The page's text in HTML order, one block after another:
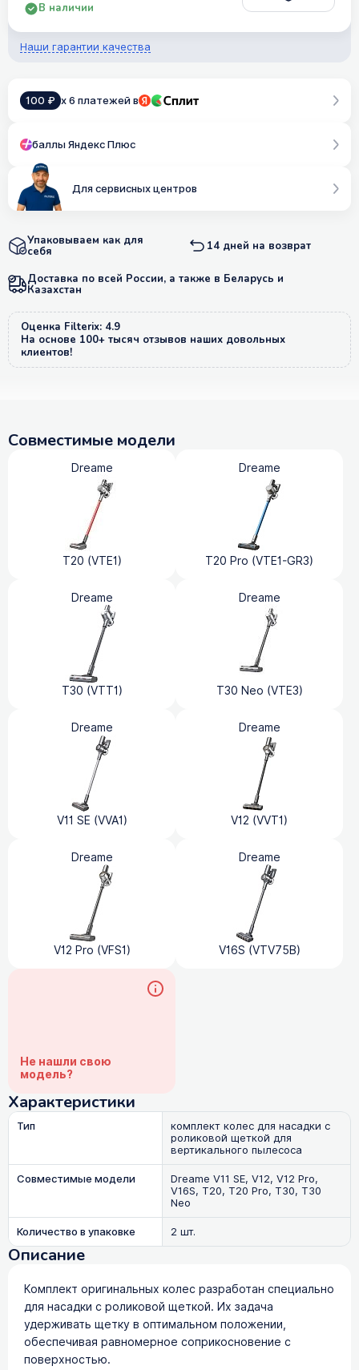
В наличии
Наши гарантии качества
100 ₽ x 6 платежей в
баллы Яндекс Плюс
Для сервисных центров
Упаковываем как для
себя 14 дней на возврат
Доставка по всей России, а также в Беларусь и
Казахстан
Оценка Filterix: 4.9
На основе 100+ тысяч отзывов наших довольных
клиентов!
Совместимые модели
Dreame
T20 (VTE1)
Dreame
T20 Pro (VTE1-GR3)
Dreame
T30 (VTT1)
Dreame
T30 Neo (VTE3)
Dreame
V11 SE (VVA1)
Dreame
V12 (VVT1)
Dreame
V12 Pro (VFS1)
Dreame
V16S (VTV75B)
Не нашли свою
модель?
Характеристики
Тип комплект колес для насадки с
роликовой щеткой для
вертикального пылесоса
Совместимые модели
Dreame V11 SE, V12, V12 Pro,
V16S, T20, T20 Pro, T30, T30
Neo
Количество в упаковке
2 шт.
Описание
Комплект оригинальных колес разработан специально
для насадки с роликовой щеткой. Их задача
удерживать щетку в оптимальном положении,
обеспечивая равномерное соприкосновение с
поверхностью.